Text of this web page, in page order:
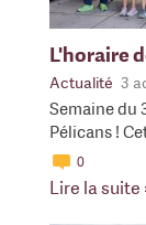
L'horaire
Actualité 3
Semaine du
Pélicans !
0
Lire la suite